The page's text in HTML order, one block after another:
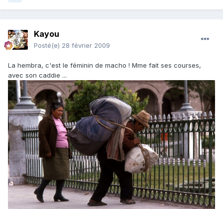
Kayou
Posté(e) 28 février 2009
La hembra, c'est le féminin de macho ! Mme fait ses courses,
avec son caddie ...